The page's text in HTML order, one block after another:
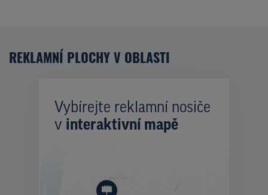
REKLAMNÍ PLOCHY V OBLASTI
Vybírejte reklamní nosiče
v interaktivní mapě